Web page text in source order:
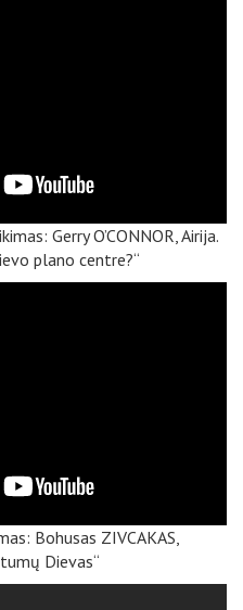
Gerry O’CONNOR, Airija.
plano centre?“
Bohusas ZIVCAKAS,
Dievas“